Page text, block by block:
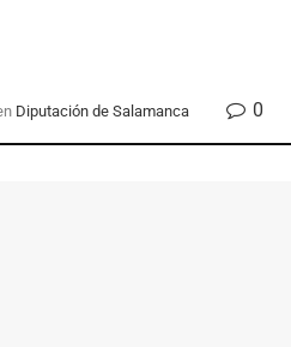
Diputación de Salamanca 0